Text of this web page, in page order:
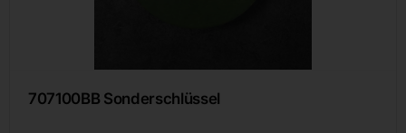
707100BB Sonderschlüssel